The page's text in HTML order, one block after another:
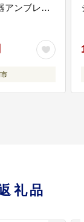
アンブレラ
り
礼品